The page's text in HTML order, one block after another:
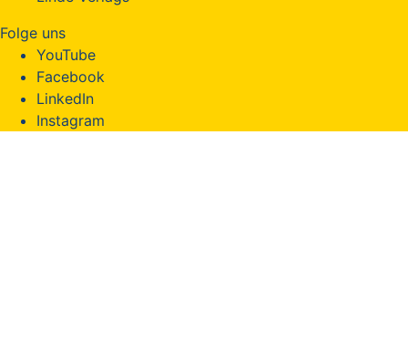
Folge uns
YouTube
Facebook
LinkedIn
Instagram